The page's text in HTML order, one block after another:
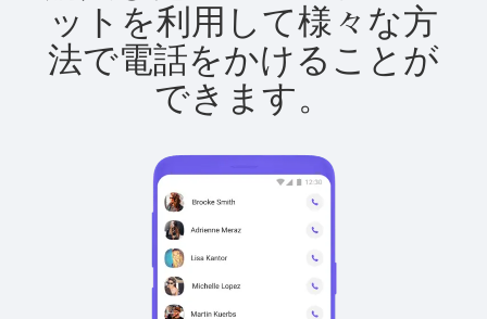
ットを利用して様々な方
法で電話をかけることが
できます。